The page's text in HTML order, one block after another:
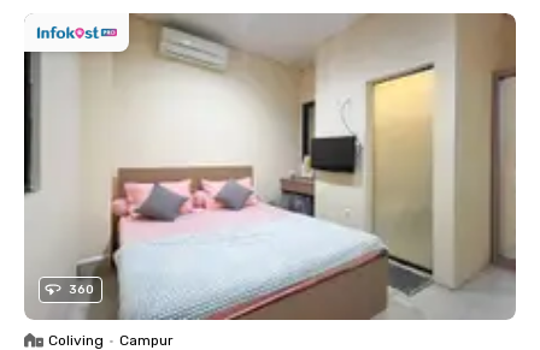
360
Coliving • Campur